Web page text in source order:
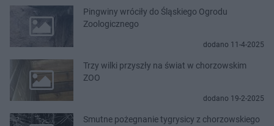
Pingwiny wróciły do Śląskiego Ogrodu
Zoologicznego
dodano 11-4-2025
Trzy wilki przyszły na świat w chorzowskim
ZOO
dodano 19-2-2025
Smutne pożegnanie tygrysicy z chorzowskiego